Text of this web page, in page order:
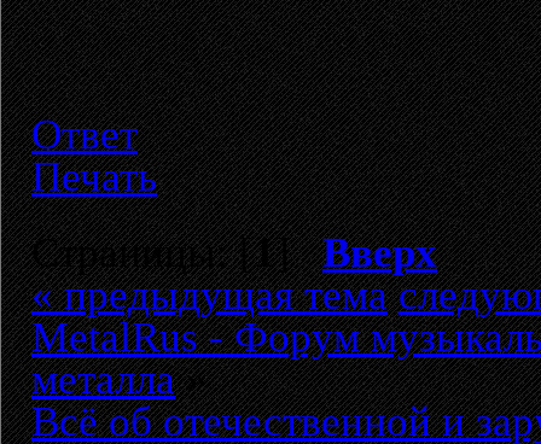
Ответ
Печать
Страницы: [1]Вверх
« предыдущая тема
MetalRus - Форум
металла»
Всё об отечественной и